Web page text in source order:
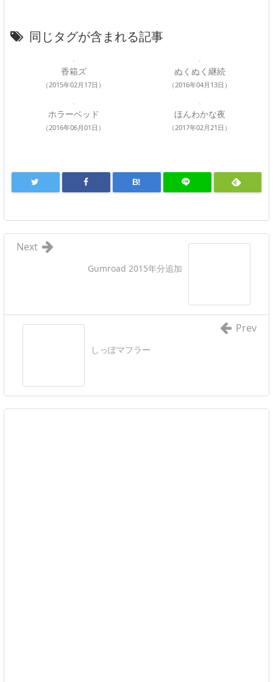
同じタグが含まれる記事
香箱ズ
（2015年02月17日）
ぬくぬく継続
（2016年04月13日）
ホラーベッド
（2016年06月01日）
ほんわかな夜
（2017年02月21日）
B!
Gumroad 2015年分追加
Next
しっぽマフラー
Prev